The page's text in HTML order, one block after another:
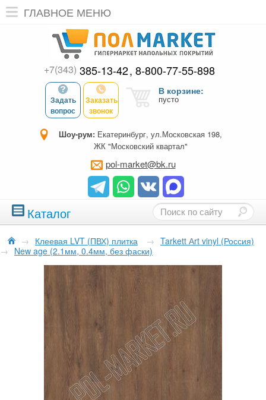
ГЛАВНОЕ МЕНЮ
+7(343) 385-13-42 8-800-77-55-898
Задать
вопрос
Заказать
звонок
В корзине:
пусто
Шоу-рум: Екатеринбург, ул.Московская 198,
ЖК "Московский квартал"
pol-market@bk.ru
Каталог
→ Клеевая LVT (ПВХ) плитка → Tarkett Аrt vinyl (Россия)
→ New age (2.1мм, 0.4мм, без фаски)